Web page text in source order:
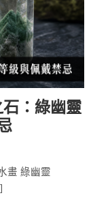
：綠幽靈
畫 綠幽靈